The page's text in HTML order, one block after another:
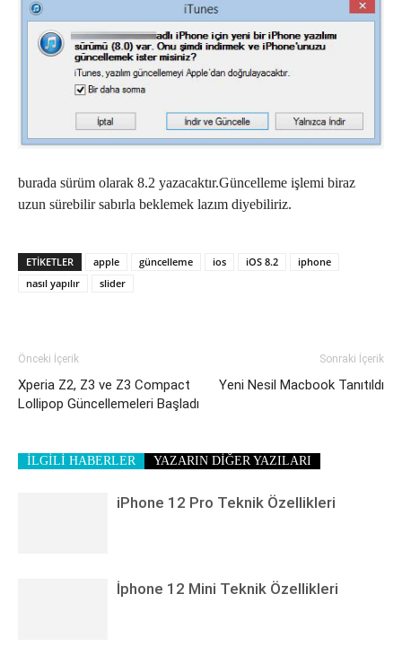
burada sürüm olarak 8.2 yazacaktır.Güncelleme işlemi biraz
uzun sürebilir sabırla beklemek lazım diyebiliriz.
ETIKETLER apple güncelleme ios iOS 8.2
iphone
nasıl yapılır
slider
Önceki İçerik
Xperia Z2, Z3 ve Z3 Compact
Lollipop Güncellemeleri Başladı
Sonraki İçerik
Yeni Nesil Macbook Tanıtıldı
İLGİLİ HABERLER YAZARIN DİĞER YAZILARI
iPhone 12 Pro Teknik Özellikleri
İphone 12 Mini Teknik Özellikleri